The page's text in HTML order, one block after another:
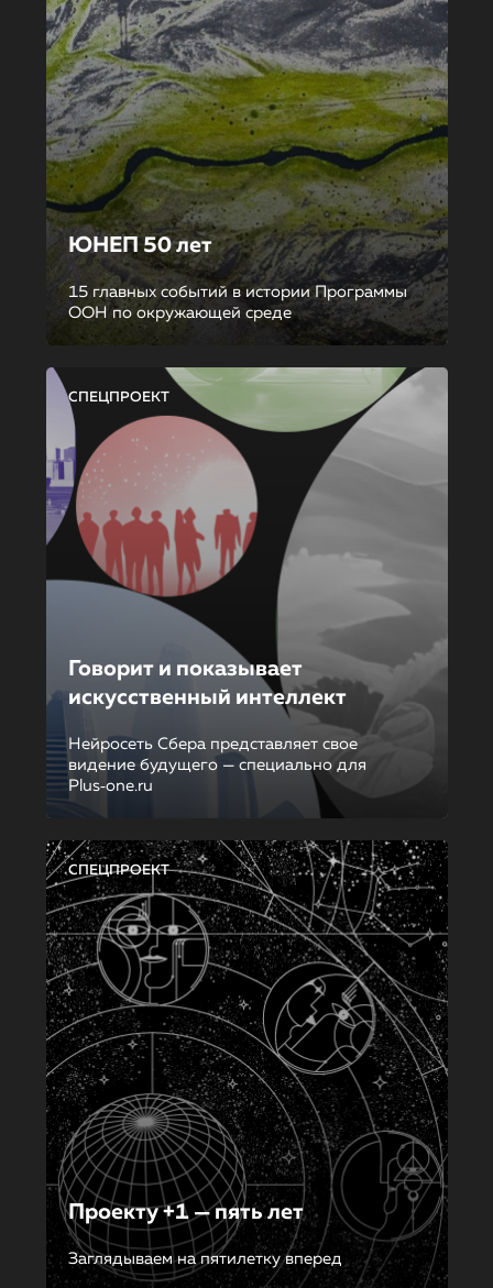
ЮНЕП 50 лет
15 главных событий в истории Программы
ООН по окружающей среде
СПЕЦПРОЕКТ
Говорит и показывает
искусственный интеллект
Нейросеть Сбера представляет свое
видение будущего — специально для
Plus‑one.ru
СПЕЦПРОЕКТ
Проекту +1 — пять лет
Заглядываем на пятилетку вперед